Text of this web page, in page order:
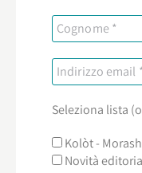
Seleziona lista
Kolòt -
Novità